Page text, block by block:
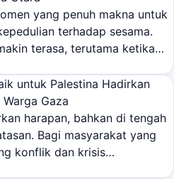
yang penuh makna untuk
terhadap sesama.
terasa, terutama ketika…
untuk Palestina Hadirkan
Gaza
harapan, bahkan di tengah
Bagi masyarakat yang
konflik dan krisis…